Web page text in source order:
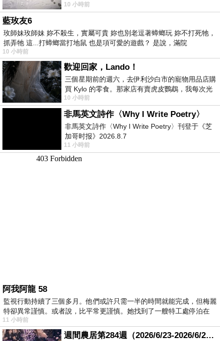
此刻忍淚說別離 他日靈魂再
10 小時前
藍玫友6
玫師妹玫師妹 妳不殺生，實屬可貴 妳也別老逗著蟑螂玩 妳不打死牠，
抓弄牠 這...打蟑螂當打地鼠 也是項可愛的遊戲？ 是說，滿院
10 小時前
歡迎回家，Lando！
三個星期前的週六，去伊利沙白市的寵物用品店購
買 Kylo 的零食。那家店有賣虎皮鸚鵡，我每次光
顧都會去看一下。他們偶爾會引進 C
10 小時前
非馬英文詩作〈Why I Write Poetry〉
非馬英文詩作〈Why I Write Poetry〉刊登于《芝
加哥时报》2026.8.7
11 小時前
阿我阿龍 58
監視行動持續了三個多月。他們或許只需一半的時間就能完成，但梅麗
特卻異常謹慎。或者說，比平常更謹慎。她找到了一艘特工處停泊在
11 小時前
週間農居第284週（2026/6/23-2026/6/24) 夏至 金黃稻浪洋溢豐收喜悅